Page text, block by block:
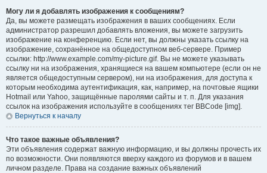
Могу ли я добавлять изображения к сообщениям?
Да, вы можете размещать изображения в ваших сообщениях. Если
администратор разрешил добавлять вложения, вы можете загрузить
изображение на конференцию. Если нет, вы должны указать ссылку на
изображение, сохранённое на общедоступном веб-сервере. Пример
ссылки: http://www.example.com/my-picture.gif. Вы не можете указывать
ссылку ни на изображения, хранящиеся на вашем компьютере (если он не
является общедоступным сервером), ни на изображения, для доступа к
которым необходима аутентификация, как, например, на почтовые ящики
Hotmail или Yahoo, защищённые паролями сайты и т. п. Для указания
ссылок на изображения используйте в сообщениях тег BBCode [img].
Вернуться к началу
Что такое важные объявления?
Эти объявления содержат важную информацию, и вы должны прочесть их
по возможности. Они появляются вверху каждого из форумов и в вашем
личном разделе. Права на создание важных объявлений